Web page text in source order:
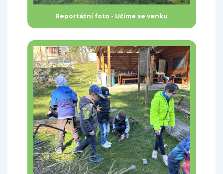
Reportážní foto - Učíme se venku